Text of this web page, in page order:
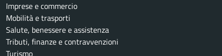
Imprese e commercio
Mobilità e trasporti
Salute, benessere e assistenza
Tributi, finanze e contravvenzioni